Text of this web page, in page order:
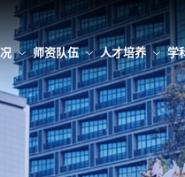
师资队伍 人才培养 学